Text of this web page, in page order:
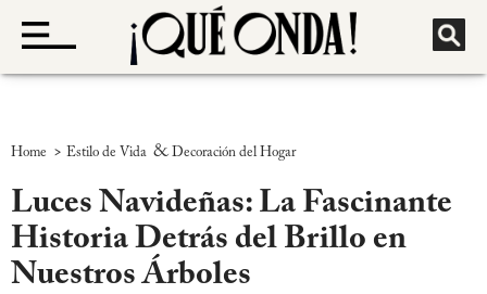
Home > Estilo de Vida & Decoración del Hogar
Luces Navideñas: La Fascinante
Historia Detrás del Brillo en
Nuestros Árboles